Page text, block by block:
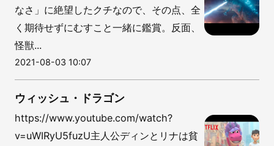
なさ」に絶望したクチなので、その点、全
く期待せずにむすこと一緒に鑑賞。反面、
怪獣...
2021-08-03 10:07
ウィッシュ・ドラゴン
https://www.youtube.com/watch?
v=uWIRyU5fuzU主人公ディンとリナは貧